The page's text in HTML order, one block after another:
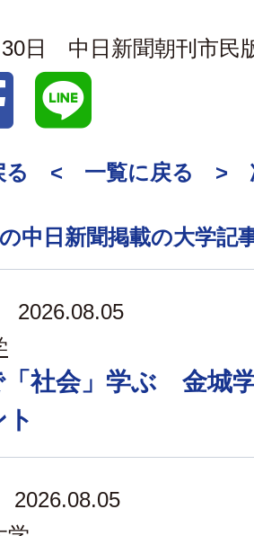
30日 中日新聞朝刊市民
る < 一覧に戻る >
中日新聞掲載の大学記
2026.08.05
「社会」学ぶ 金城
2026.08.05